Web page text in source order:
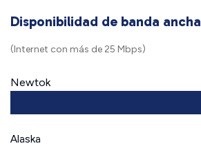
Disponibilidad de banda ancha
(Internet con más de 25 Mbps)
Newtok
Alaska